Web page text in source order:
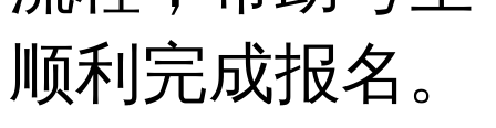
顺利完成报名。